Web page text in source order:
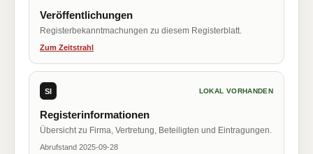
Veröffentlichungen
Registerbekanntmachungen zu diesem Registerblatt.
Zum Zeitstrahl
SI LOKAL VORHANDEN
Registerinformationen
Übersicht zu Firma, Vertretung, Beteiligten und Eintragungen.
Abrufstand 2025-09-28